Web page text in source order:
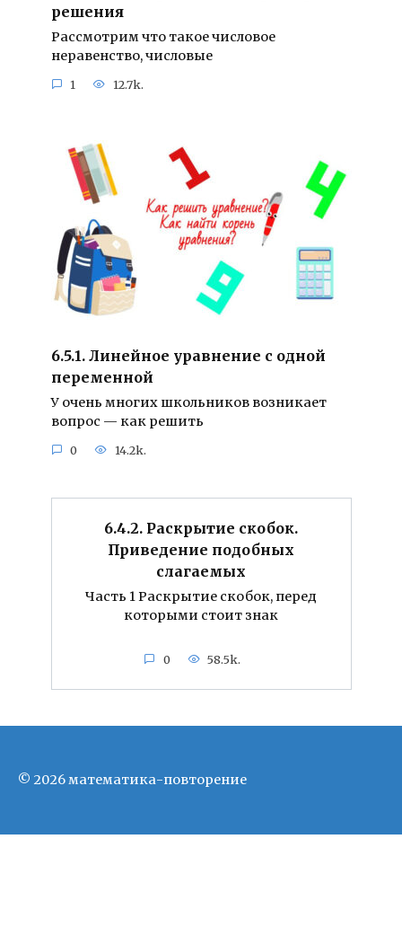
решения
Рассмотрим что такое числовое
неравенство, числовые
1 12.7k.
6.5.1. Линейное уравнение с одной
переменной
У очень многих школьников возникает
вопрос — как решить
0 14.2k.
6.4.2. Раскрытие скобок.
Приведение подобных
слагаемых
Часть 1 Раскрытие скобок, перед
которыми стоит знак
0 58.5k.
© 2026 математика-повторение